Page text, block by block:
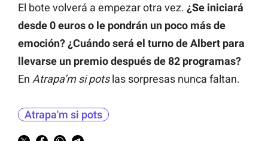
El bote volverá a empezar otra vez. ¿Se iniciará
desde 0 euros o le pondrán un poco más de
emoción? ¿Cuándo será el turno de Albert para
llevarse un premio después de 82 programas?
En Atrapa’m si potslas sorpresas nunca faltan.
Atrapa'm si pots